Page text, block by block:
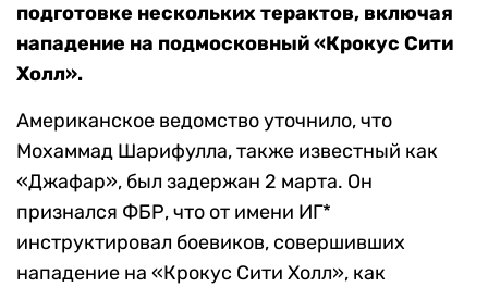
подготовке нескольких терактов, включая
нападение на подмосковный «Крокус Сити
Холл».
Американское ведомство уточнило, что
Мохаммад Шарифулла, также известный как
«Джафар», был задержан 2 марта. Он
признался ФБР, что от имени ИГ*
инструктировал боевиков, совершивших
нападение на «Крокус Сити Холл», как